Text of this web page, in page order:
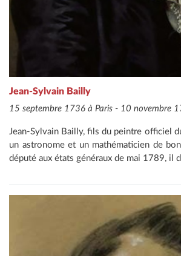
Jean-Sylvain Bailly
15 septembre 1736 à Paris - 10 novembre
Jean-Sylvain Bailly, fils du peintre officiel
un astronome et un mathématicien de
député aux états généraux de mai 1789, il